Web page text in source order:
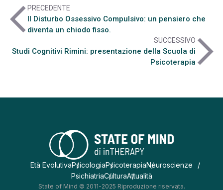
arrow_back_iosPRECEDENTE
Il Disturbo Ossessivo Compulsivo: un pensiero che
diventa un chiodo fisso.
SUCCESSIVO
Studi Cognitivi Rimini: presentazione della Scuola di
Psicoterapiaarrow_forward_ios
Età EvolutivaPsicologiaPsicoterapiaNeuroscienze
PsichiatriaCulturaAttualità
State of Mind © 2011-2025 Riproduzione riservata.